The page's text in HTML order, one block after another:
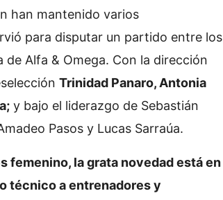
han mantenido varios
para disputar un partido entre los
Alfa & Omega. Con la dirección
Trinidad Panaro, Antonia
y bajo el liderazgo de Sebastián
Pasos y Lucas Sarraúa.
femenino, la grata novedad está en
técnico a entrenadores y